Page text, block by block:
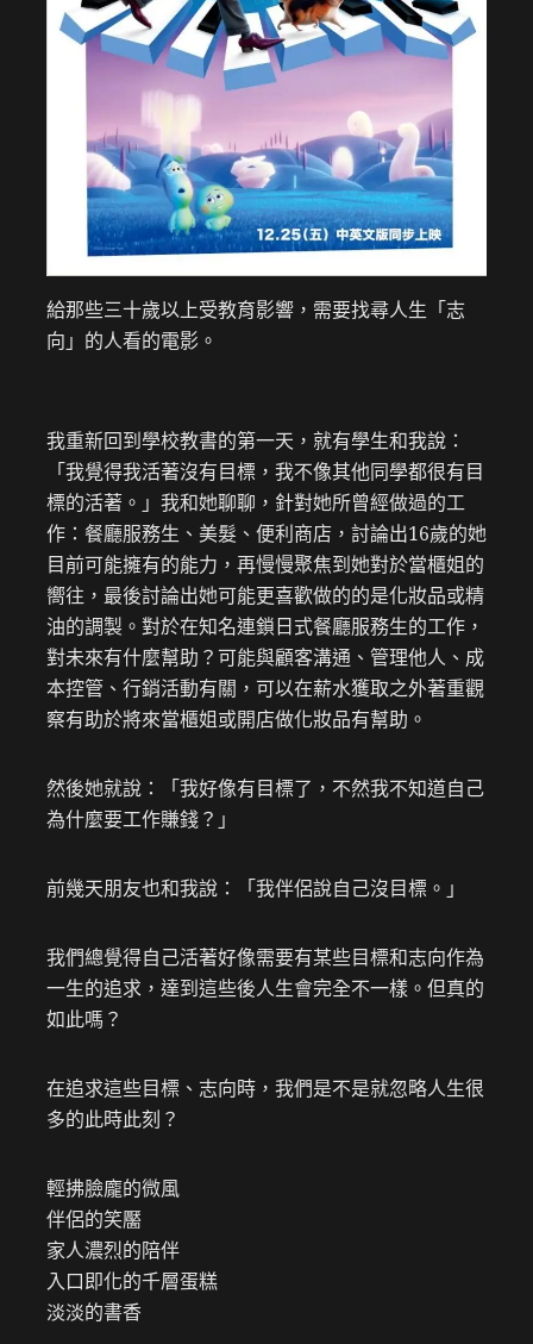
給那些三十歲以上受教育影響，需要找尋人生「志
向」的人看的電影。
我重新回到學校教書的第一天，就有學生和我說：
「我覺得我活著沒有目標，我不像其他同學都很有目
標的活著。」我和她聊聊，針對她所曾經做過的工
作：餐廳服務生、美髮、便利商店，討論出16歲的她
目前可能擁有的能力，再慢慢聚焦到她對於當櫃姐的
嚮往，最後討論出她可能更喜歡做的的是化妝品或精
油的調製。對於在知名連鎖日式餐廳服務生的工作，
對未來有什麼幫助？可能與顧客溝通、管理他人、成
本控管、行銷活動有關，可以在薪水獲取之外著重觀
察有助於將來當櫃姐或開店做化妝品有幫助。
然後她就說：「我好像有目標了，不然我不知道自己
為什麼要工作賺錢？」
前幾天朋友也和我說：「我伴侶說自己沒目標。」
我們總覺得自己活著好像需要有某些目標和志向作為
一生的追求，達到這些後人生會完全不一樣。但真的
如此嗎？
在追求這些目標、志向時，我們是不是就忽略人生很
多的此時此刻？
輕拂臉龐的微風
伴侶的笑靨
家人濃烈的陪伴
入口即化的千層蛋糕
淡淡的書香